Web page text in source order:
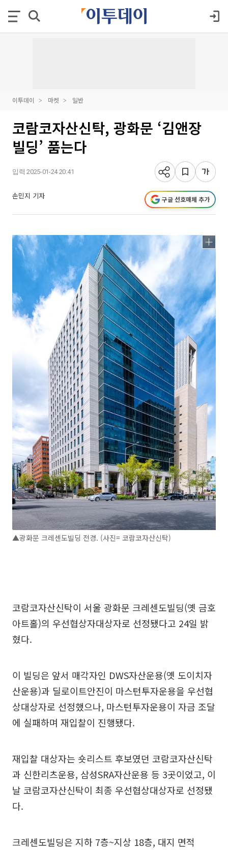
이투데이 마켓 일반
코람코자산신탁, 광화문 ‘김앤장
빌딩’ 품는다
입력 2025-01-24 20:41
손민지 기자 구글 선호매체 추가
▲광화문 크레센도빌딩 전경. (사진= 코람코자산신탁)
코람코자산신탁이 서울 광화문 크레센도빌딩(옛 금호
아트홀)의 우선협상자대상자로 선정됐다고 24일 밝
혔다.
이 빌딩은 앞서 매각자인 DWS자산운용(옛 도이치자
산운용)과 딜로이트안진이 마스턴투자운용을 우선협
상대상자로 선정했으나, 마스턴투자운용이 자금 조달
에 실패하며 재입찰이 진행됐다.
재입찰 대상자는 숏리스트 후보였던 코람코자산신탁
과 신한리츠운용, 삼성SRA자산운용 등 3곳이었고, 이
날 코람코자산신탁이 최종 우선협상대상자로 선정됐
다.
크레센도빌딩은 지하 7층~지상 18층, 대지 면적